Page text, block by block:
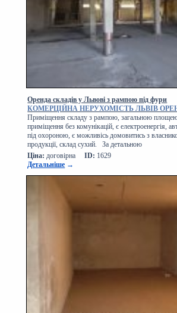
Оренда складів у Львові з рампою під фури
КОМЕРЦІЙНА НЕРУХОМІСТЬ ЛЬВІВ
Приміщення складу з рампою, загальною
приміщення без комунікацій, є електроенергія,
під охороною, є можливісь домовитись з
продукції, склад сухий. За детальною
Ціна: договірна ID: 1629
Детальніше →